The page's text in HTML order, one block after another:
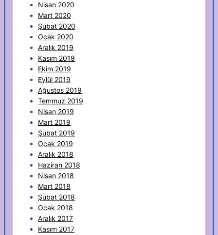
Nisan 2020
Mart 2020
Şubat 2020
Ocak 2020
Aralık 2019
Kasım 2019
Ekim 2019
Eylül 2019
Ağustos 2019
Temmuz 2019
Nisan 2019
Mart 2019
Şubat 2019
Ocak 2019
Aralık 2018
Haziran 2018
Nisan 2018
Mart 2018
Şubat 2018
Ocak 2018
Aralık 2017
Kasım 2017